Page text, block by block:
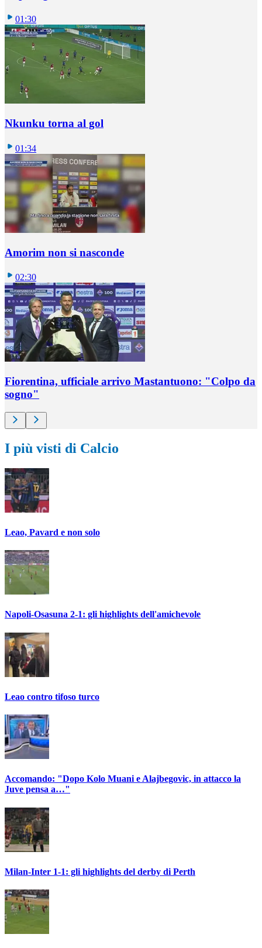
01:30
Nkunku torna al gol
01:34
Amorim non si nasconde
02:30
Fiorentina, ufficiale arrivo Mastantuono: "Colpo da
sogno"
I più visti di Calcio
Leao, Pavard e non solo
Napoli-Osasuna 2-1: gli highlights dell'amichevole
Leao contro tifoso turco
Accomando: "Dopo Kolo Muani e Alajbegovic, in attacco la
Juve pensa a…"
Milan-Inter 1-1: gli highlights del derby di Perth